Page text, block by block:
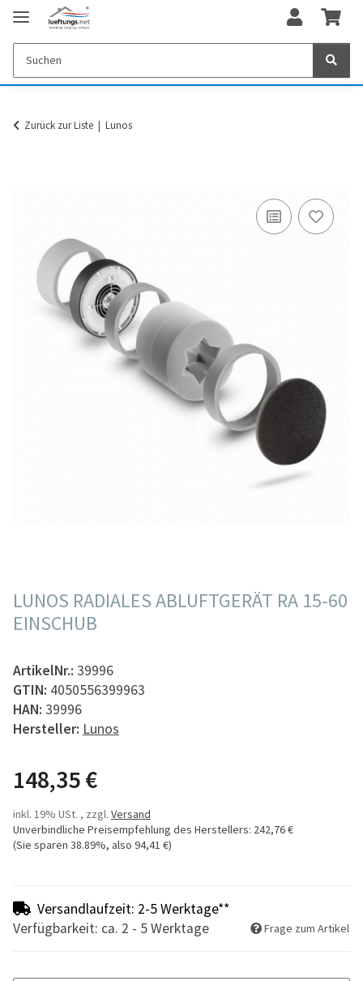
Zurück zur Liste Lunos
LUNOS RADIALES ABLUFTGERÄT RA 15-60
EINSCHUB
ArtikelNr.: 39996
GTIN: 4050556399963
HAN: 39996
Hersteller: Lunos
148,35 €
inkl. 19% USt. , zzgl. Versand
Unverbindliche Preisempfehlung des Herstellers: 242,76 €
(Sie sparen 38.89%, also 94,41 €)
Versandlaufzeit: 2-5 Werktage**
Verfügbarkeit: ca. 2 - 5 Werktage
Frage zum Artikel